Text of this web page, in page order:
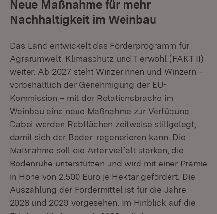
Neue Maßnahme für mehr
Nachhaltigkeit im Weinbau
Das Land entwickelt das Förderprogramm für
Agrarumwelt, Klimaschutz und Tierwohl (FAKT II)
weiter. Ab 2027 steht Winzerinnen und Winzern –
vorbehaltlich der Genehmigung der EU-
Kommission – mit der Rotationsbrache im
Weinbau eine neue Maßnahme zur Verfügung.
Dabei werden Rebflächen zeitweise stillgelegt,
damit sich der Boden regenerieren kann. Die
Maßnahme soll die Artenvielfalt stärken, die
Bodenruhe unterstützen und wird mit einer Prämie
in Höhe von 2.500 Euro je Hektar gefördert. Die
Auszahlung der Fördermittel ist für die Jahre
2028 und 2029 vorgesehen. Im Hinblick auf die